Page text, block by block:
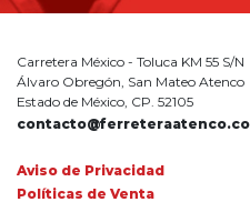
Carretera México - Toluca KM 55 S/N
Álvaro Obregón, San Mateo Atenco
Estado de México, CP. 52105
Aviso de Privacidad
Políticas de Venta